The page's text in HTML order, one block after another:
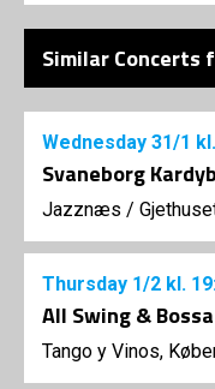
Similar Concerts
Wednesday 31/1
Svaneborg
Jazznæs /
Thursday 1/2 kl.
All Swing & Bossa
Tango y Vinos,